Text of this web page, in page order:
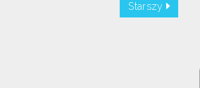
Starszy